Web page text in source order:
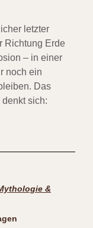
letzter
Richtung Erde
– in einer
noch ein
Das
sich:
&